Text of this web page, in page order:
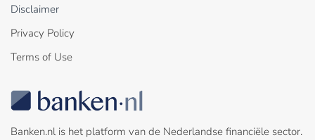
Disclaimer
Privacy Policy
Terms of Use
Banken.nl is het platform van de Nederlandse financiële sector.